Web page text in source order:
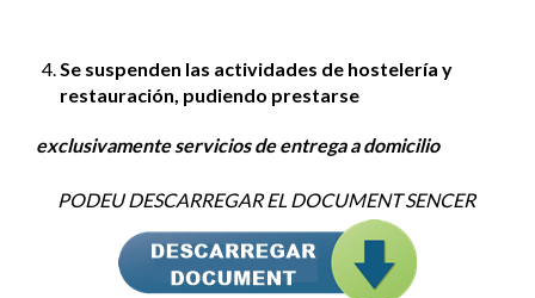
Se suspenden las actividades de hostelería y
restauración, pudiendo prestarse
exclusivamente servicios de entrega a domicilio
PODEU DESCARREGAR EL DOCUMENT SENCER